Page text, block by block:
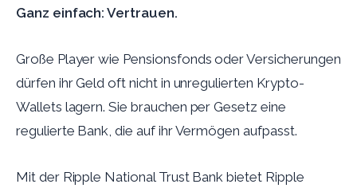
Ganz einfach: Vertrauen.
Große Player wie Pensionsfonds oder Versicherungen
dürfen ihr Geld oft nicht in unregulierten Krypto-
Wallets lagern. Sie brauchen per Gesetz eine
regulierte Bank, die auf ihr Vermögen aufpasst.
Mit der Ripple National Trust Bank bietet Ripple